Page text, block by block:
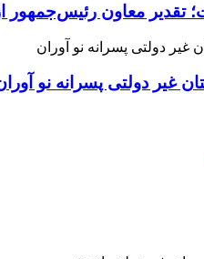
تقدیر معاون رئیس‌جمهور
دولتی پسرانه نو